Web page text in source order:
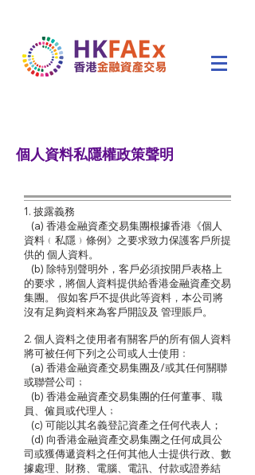
個人資料私隱權政策聲明
1. 披露義務
(a) 香港金融資產交易集團根據香港《個人
資料﹙私隱﹚條例》之要求致力保護客戶所提
供的 個人資料。
(b) 除特別聲明外，客戶必須按開戶表格上
的要求，將個人資料提供給香港金融資產交易
集團。 假如客戶不提供此等資料，本公司將
沒有足夠資料來為客戶開設及 管理賬戶。
2. 個人資料之使用者有關客戶的所有個人資料
將可被任何下列之公司或人士使用﹕
(a) 香港金融資產交易集團及/或其任何關聯
或聯營公司﹔
(b) 香港金融資產交易集團的任何董事、職
員、僱員或代理人﹔
(c) 可能以其名義登記資產之任何代表人；
(d) 向香港金融資產交易集團之任何成員公
司或獲傳遞資料之任何其他人士提供行政、數
據處理、財務、電腦、電訊、付款或證券結